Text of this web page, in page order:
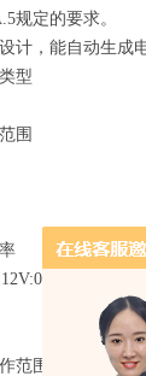
规定的要求。
计，能自动生成
型
围
范围